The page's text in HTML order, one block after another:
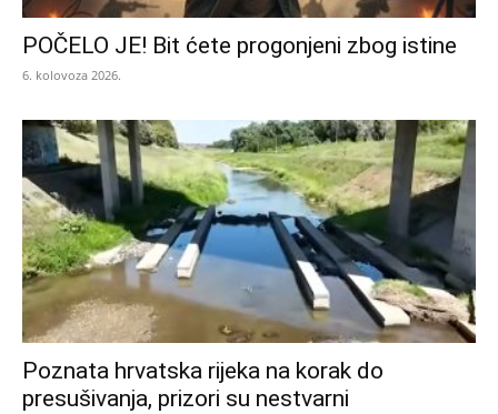
POČELO JE! Bit ćete progonjeni zbog istine
6. kolovoza 2026.
Poznata hrvatska rijeka na korak do
presušivanja, prizori su nestvarni